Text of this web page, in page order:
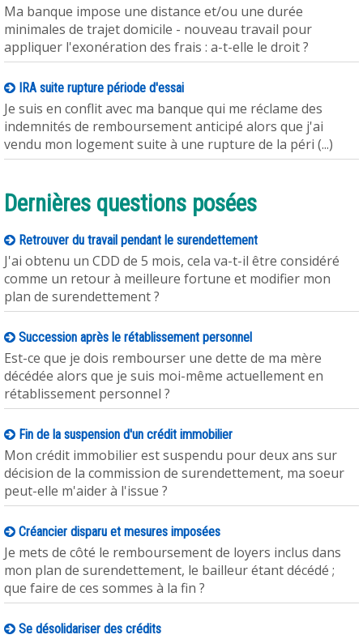
Ma banque impose une distance et/ou une durée
minimales de trajet domicile - nouveau travail pour
appliquer l'exonération des frais : a-t-elle le droit ?
IRA suite rupture période d'essai
Je suis en conflit avec ma banque qui me réclame des
indemnités de remboursement anticipé alors que j'ai
vendu mon logement suite à une rupture de la péri (...)
Dernières questions posées
Retrouver du travail pendant le surendettement
J'ai obtenu un CDD de 5 mois, cela va-t-il être considéré
comme un retour à meilleure fortune et modifier mon
plan de surendettement ?
Succession après le rétablissement personnel
Est-ce que je dois rembourser une dette de ma mère
décédée alors que je suis moi-même actuellement en
rétablissement personnel ?
Fin de la suspension d'un crédit immobilier
Mon crédit immobilier est suspendu pour deux ans sur
décision de la commission de surendettement, ma soeur
peut-elle m'aider à l'issue ?
Créancier disparu et mesures imposées
Je mets de côté le remboursement de loyers inclus dans
mon plan de surendettement, le bailleur étant décédé ;
que faire de ces sommes à la fin ?
Se désolidariser des crédits